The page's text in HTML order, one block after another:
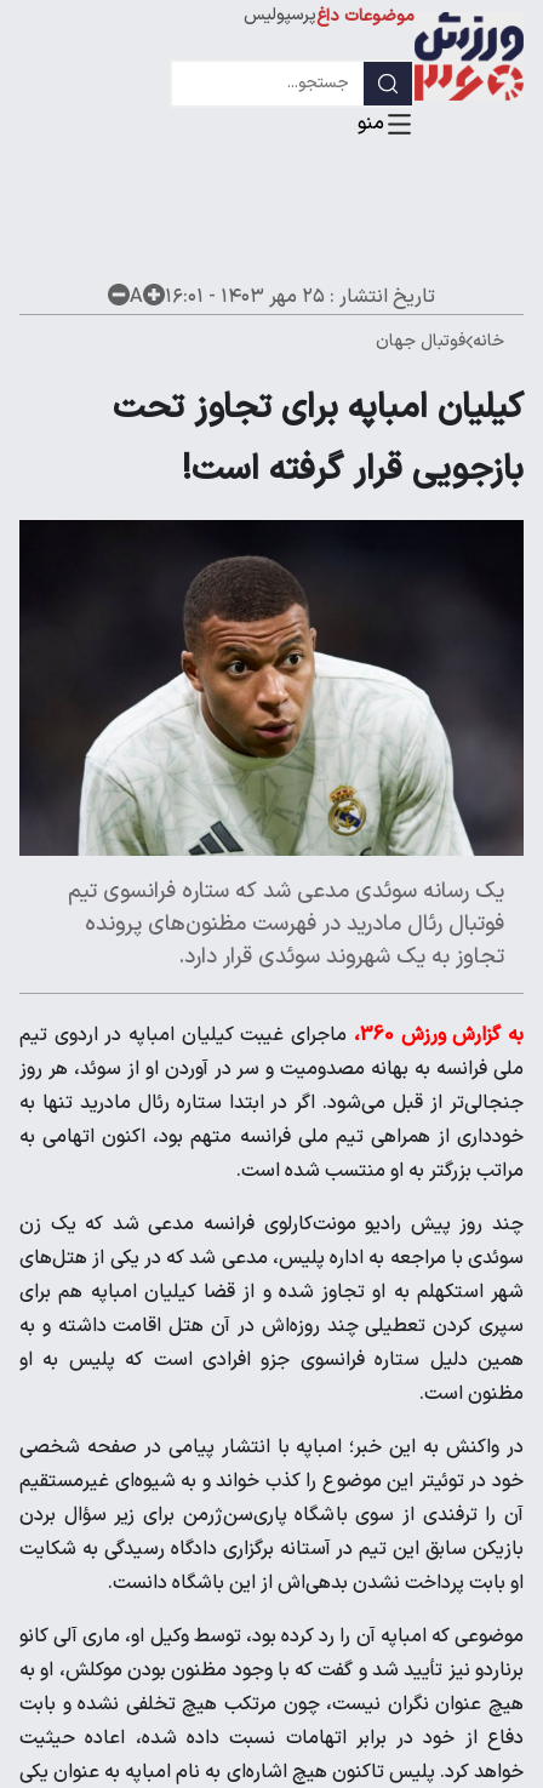
موضوعات داغپرسپولیس
لیگ قهرمانان
تاریخ انتشار : ۲۵ مهر ۱۴۰۳ - ۱۶:۰۱ A
خانه فوتبال جهان
کیلیان امباپه برای تجاوز تحت
بازجویی قرار گرفته است!
یک رسانه سوئدی مدعی شد که ستاره فرانسوی تیم
فوتبال رئال مادرید در فهرست مظنون‌های پرونده
تجاوز به یک شهروند سوئدی قرار دارد.
به گزارش ورزش 360،
ماجرای غیبت کیلیان امباپه در اردوی تیم
ملی فرانسه به بهانه مصدومیت و سر در آوردن او از سوئد، هر روز
جنجالی‌تر از قبل می‌شود. اگر در ابتدا ستاره رئال مادرید تنها به
خودداری از همراهی تیم ملی فرانسه متهم بود، اکنون اتهامی به
مراتب بزرگتر به او منتسب شده است.
چند روز پیش رادیو مونت‌کارلوی فرانسه مدعی شد که یک زن
سوئدی با مراجعه به اداره پلیس، مدعی شد که در یکی از هتل‌های
شهر استکهلم به او تجاوز شده و از قضا کیلیان امباپه هم برای
سپری کردن تعطیلی چند روزه‌اش در آن هتل اقامت داشته و به
همین دلیل ستاره فرانسوی جزو افرادی است که پلیس به او
مظنون است.
در واکنش به این خبر؛ امباپه با انتشار پیامی در صفحه شخصی
خود در توئیتر این موضوع را کذب خواند و به شیوه‌ای غیرمستقیم
آن را ترفندی از سوی باشگاه پاری‌سن‌ژرمن برای زیر سؤال بردن
بازیکن سابق‌ این تیم در آستانه برگزاری دادگاه رسیدگی به شکایت
او بابت پرداخت نشدن بدهی‌اش از این باشگاه دانست.
موضوعی که امباپه آن را رد کرده بود، توسط وکیل او، ماری آلی کانو
برناردو نیز تأیید شد و گفت که با وجود مظنون بودن موکلش، او به
هیچ عنوان نگران نیست، چون مرتکب هیچ تخلفی نشده و بابت
دفاع از خود در برابر اتهامات نسبت داده شده، اعاده حیثیت
خواهد کرد. پلیس تاکنون هیچ اشاره‌ای به نام امباپه به عنوان یکی